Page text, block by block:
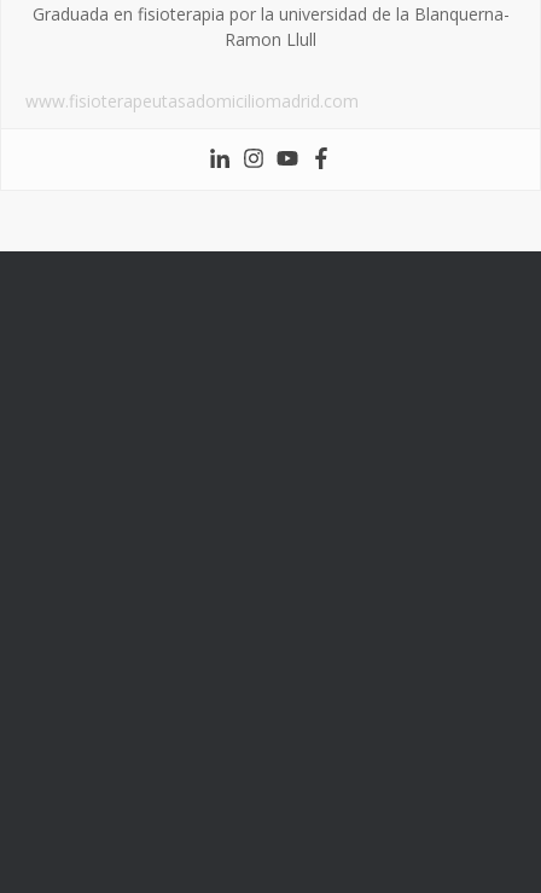
Graduada en fisioterapia por la universidad de la Blanquerna-
Ramon Llull
www.fisioterapeutasadomiciliomadrid.com